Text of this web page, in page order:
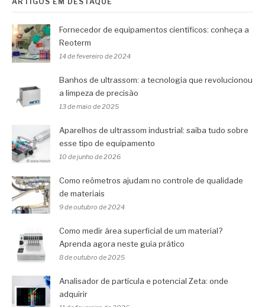
Fornecedor de equipamentos científicos: conheça a
Reoterm
14 de fevereiro de 2024
Banhos de ultrassom: a tecnologia que revolucionou
a limpeza de precisão
13 de maio de 2025
Aparelhos de ultrassom industrial: saiba tudo sobre
esse tipo de equipamento
10 de junho de 2026
Como reômetros ajudam no controle de qualidade
de materiais
9 de outubro de 2024
Como medir área superficial de um material?
Aprenda agora neste guia prático
8 de outubro de 2025
Analisador de partícula e potencial Zeta: onde
adquirir